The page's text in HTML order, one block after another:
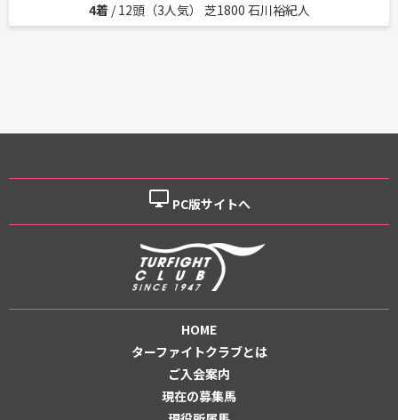
4着/ 12頭（3人気） 芝1800 石川裕紀人
desktop_windows PC版サイトへ
HOME
ターファイトクラブとは
ご入会案内
現在の募集馬